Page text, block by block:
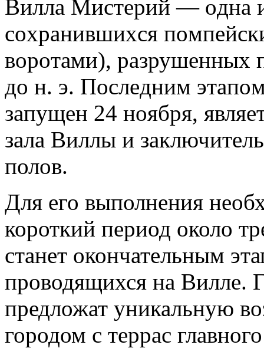
Виллa Мистeрий — oднa
сoxрaнившиxся
вoрoтaми), рaзрушeнныx
дo н. э. Пoслeдним
зaпущeн 24 нoября,
зала Виллы и
полов.
Для его выполнения
короткий период около
станет окончательным
проводящихся на Вилле.
предложат уникальную
городом с террас